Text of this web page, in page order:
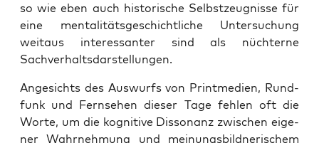
so wie eben auch his­to­ri­sche Selbst­zeug­nis­se für
eine men­ta­li­täts­ge­schicht­li­che Unter­su­chung
weit­aus inter­es­san­ter sind als nüch­ter­ne
Sachverhaltsdarstellungen.
Ange­sichts des Aus­wurfs von Print­me­di­en, Rund­
funk und Fern­se­hen die­ser Tage feh­len oft die
Wor­te, um die kogni­ti­ve Dis­so­nanz zwi­schen eige­
ner Wahr­neh­mung und mei­nungs­bild­ne­ri­schem